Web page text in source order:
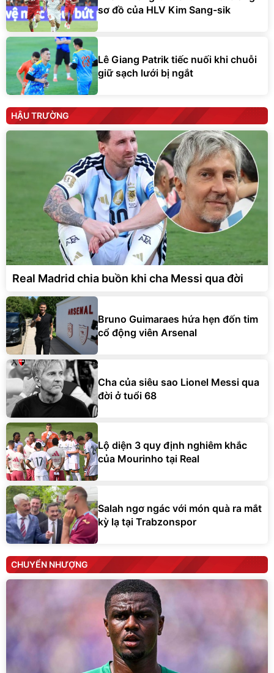
sơ đồ của HLV Kim Sang-sik
Lê Giang Patrik tiếc nuối khi chuỗi
giữ sạch lưới bị ngắt
HẬU TRƯỜNG
Real Madrid chia buồn khi cha Messi qua đời
Bruno Guimaraes hứa hẹn đốn tim
cổ động viên Arsenal
Cha của siêu sao Lionel Messi qua
đời ở tuổi 68
Lộ diện 3 quy định nghiêm khắc
của Mourinho tại Real
Salah ngơ ngác với món quà ra mắt
kỳ lạ tại Trabzonspor
CHUYỂN NHƯỢNG